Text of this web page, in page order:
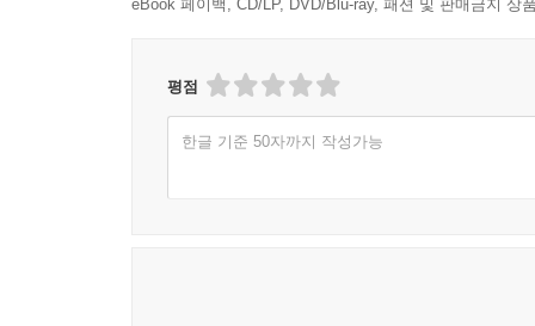
eBook 페이백, CD/LP, DVD/Blu-ray, 패션 및 판매금지 상
평점
한글 기준 50자까지 작성가능